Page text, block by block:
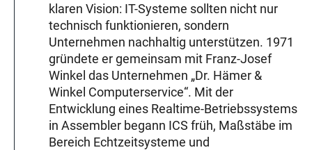
klaren Vision: IT-Systeme sollten nicht nur
technisch funktionieren, sondern
Unternehmen nachhaltig unterstützen. 1971
gründete er gemeinsam mit Franz-Josef
Winkel das Unternehmen „Dr. Hämer &
Winkel Computerservice“. Mit der
Entwicklung eines Realtime-Betriebssystems
in Assembler begann ICS früh, Maßstäbe im
Bereich Echtzeitsysteme und